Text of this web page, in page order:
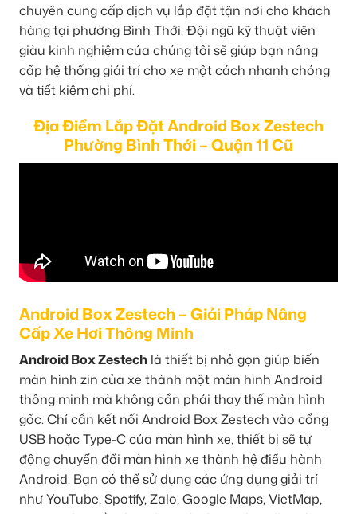
chuyên cung cấp dịch vụ lắp đặt tận nơi cho khách
hàng tại phường Bình Thới. Đội ngũ kỹ thuật viên
giàu kinh nghiệm của chúng tôi sẽ giúp bạn nâng
cấp hệ thống giải trí cho xe một cách nhanh chóng
và tiết kiệm chi phí.
Địa Điểm Lắp Đặt Android Box Zestech
Phường Bình Thới – Quận 11 Cũ
Android Box Zestech – Giải Pháp Nâng
Cấp Xe Hơi Thông Minh
Android Box Zestech là thiết bị nhỏ gọn giúp biến
màn hình zin của xe thành một màn hình Android
thông minh mà không cần phải thay thế màn hình
gốc. Chỉ cần kết nối Android Box Zestech vào cổng
USB hoặc Type-C của màn hình xe, thiết bị sẽ tự
động chuyển đổi màn hình xe thành hệ điều hành
Android. Bạn có thể sử dụng các ứng dụng giải trí
như YouTube, Spotify, Zalo, Google Maps, VietMap,